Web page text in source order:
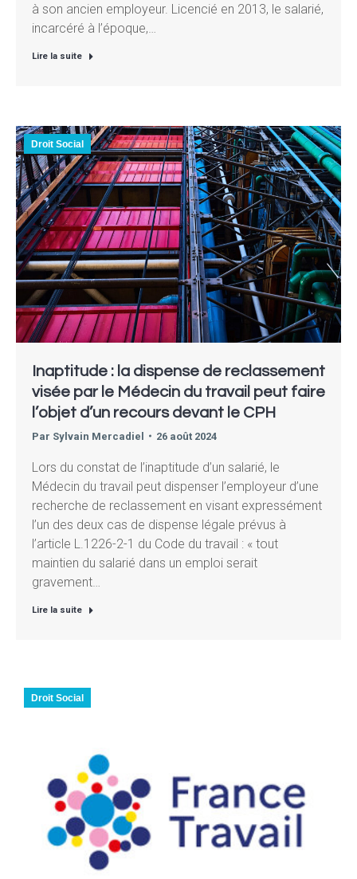
à son ancien employeur. Licencié en 2013, le salarié,
incarcéré à l’époque,…
Lire la suite
Droit Social
Inaptitude : la dispense de reclassement
visée par le Médecin du travail peut faire
l’objet d’un recours devant le CPH
Par Sylvain Mercadiel 26 août 2024
Lors du constat de l’inaptitude d’un salarié, le
Médecin du travail peut dispenser l’employeur d’une
recherche de reclassement en visant expressément
l’un des deux cas de dispense légale prévus à
l’article L.1226-2-1 du Code du travail : « tout
maintien du salarié dans un emploi serait
gravement…
Lire la suite
Droit Social